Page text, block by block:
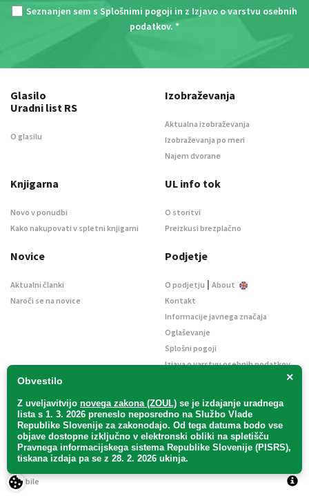
Seznanjen sem s Splošnimi pogoji in z Izjavo o varstvu osebnih
podatkov. *
×
Obvestilo
Z uveljavitvijo novega zakona (ZOUL) se je izdajanje uradnega
lista s 1. 3. 2026 preneslo neposredno na Službo Vlade
Republike Slovenije za zakonodajo. Od tega datuma bodo vse
objave dostopne izključno v elektronski obliki na spletišču
Pravnega informacijskega sistema Republike Slovenije (PISRS),
tiskana izdaja pa se z 28. 2. 2026 ukinja.
Glasilo
Uradni list RS
O glasilu
Izobraževanja
Aktualna izobraževanja
Izobraževanja po meri
Najem dvorane
Knjigarna
Novo v ponudbi
Kako nakupovati v spletni knjigarni
UL info tok
O storitvi
Preizkusi brezplačno
Novice
Aktualni članki
Naroči se na novice
Podjetje
O podjetju | About
Kontakt
Informacije javnega značaja
Oglaševanje
Splošni pogoji
Izjava o varstvu osebnih podatkov
Uradni list d. o. o. – v likvidaciji / Vse pravice pridržane.
2Mobile